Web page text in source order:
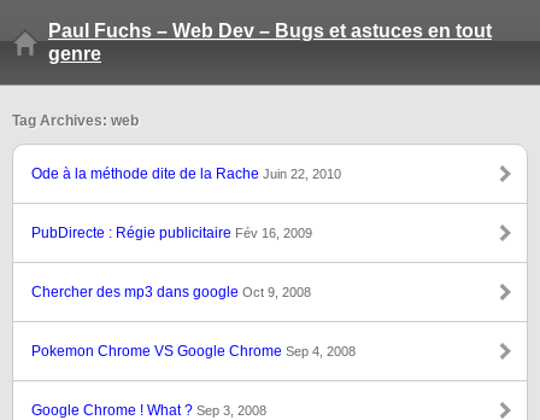
Paul Fuchs – Web Dev – Bugs et astuces en tout
genre
Tag Archives: web
Ode à la méthode dite de la Rache Juin 22, 2010
PubDirecte : Régie publicitaire Fév 16, 2009
Chercher des mp3 dans google Oct 9, 2008
Pokemon Chrome VS Google Chrome Sep 4, 2008
Google Chrome ! What ? Sep 3, 2008